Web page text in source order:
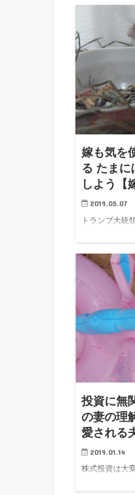
嫁も気を
る たまに
しよう【
2019.05.07
トランプ大統
投資に無
の妻の理
愛される
2019.01.14
株式投資は大